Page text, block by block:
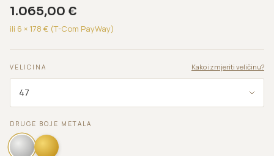
1.065,00 €
ili 6 × 178 € (T-Com PayWay)
VELICINA Kako izmjeriti veličinu?
DRUGE BOJE METALA